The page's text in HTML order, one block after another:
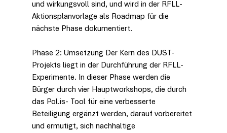
und wirkungsvoll sind, und wird in der RFLL-
Aktionsplanvorlage als Roadmap für die
nächste Phase dokumentiert.
Phase 2: Umsetzung Der Kern des DUST-
Projekts liegt in der Durchführung der RFLL-
Experimente. In dieser Phase werden die
Bürger durch vier Hauptworkshops, die durch
das Pol.is- Tool für eine verbesserte
Beteiligung ergänzt werden, darauf vorbereitet
und ermutigt, sich nachhaltige